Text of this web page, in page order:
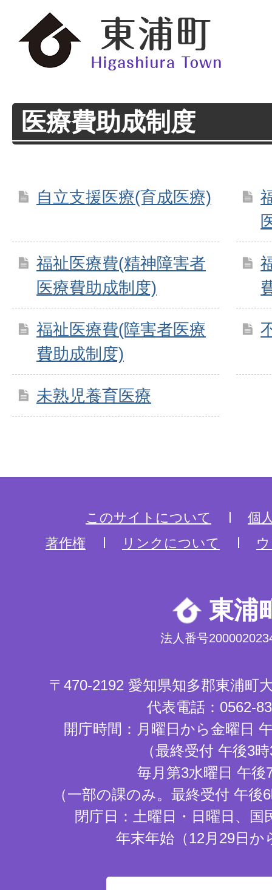
医療費助成制度
自立支援医療(育成医療)
福祉医療費(精神障害者
医療費助成制度)
福祉医療費(障害者医療
費助成制度)
未熟児養育医療
このサイトについて
個
著作権
リンクについて
東浦
法人番号
〒470-2192 愛知県知多郡東浦町
代表電話：0562-
開庁時間：月曜日から金曜日
（最終受付 午後3
毎月第3水曜日 午後
（一部の課のみ。最終受付 午
閉庁日：土曜日・日曜日、国
年末年始（12月29日か